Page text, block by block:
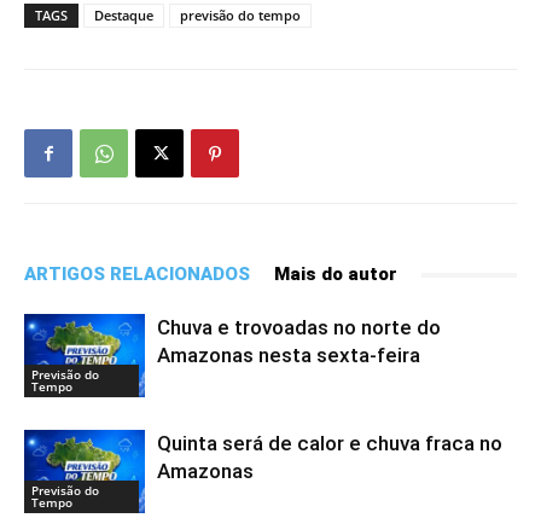
TAGS Destaque previsão do tempo
ARTIGOS RELACIONADOS Mais do autor
Previsão do
Tempo
Chuva e trovoadas no norte do
Amazonas nesta sexta-feira
Previsão do
Tempo
Quinta será de calor e chuva fraca no
Amazonas